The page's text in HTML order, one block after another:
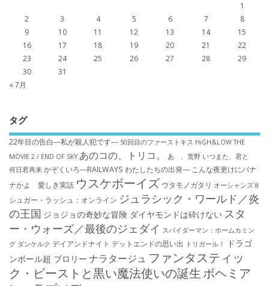
1
2
3 4 5 6 7
8
9
10 11 12 13 14
15
16
17 18 19 20 21
22
23
24 25 26 27 28
29
30
31
« 7月
タグ
22年目の告白―私が殺人犯です― 50回目のファーストキス HiGH&LOW THE
MOVIE 2 / END OF SKY あのコの、トリコ。 あゝ、荒野 いつまた、君と
何日君再来 かぞくいろ―RAILWAYS わたしたちの出発― こんな夜更けにバナ
ナかよ 愛しき実話 ウスケボーイズ ウタモノガタリ オーシャンズ８
シュガー・ラッシュ：オ​ンライン ジュラシック・ワールド／炎
の王国 ジョジョの奇妙な冒険 ダイヤモンドは砕けない スタ
ー・ウォーズ／最後のジェダイ スパイダーマン：ホームカミン
グ ダンケルク デイアンドナイト デットエンドの思い出 トリガール！
ドラゴ
ンボール超 ブロリー ナラタージュ ファンタスティッ
ク・ビーストと黒い魔法使いの誕生 ボヘミア